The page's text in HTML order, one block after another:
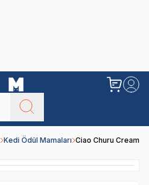
Kedi Ödül Mamaları Ciao Churu Cream